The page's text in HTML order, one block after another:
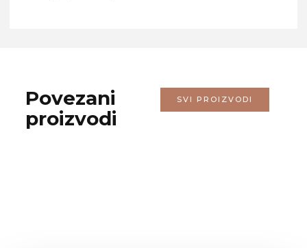
Povezani
proizvodi
SVI PROIZVODI